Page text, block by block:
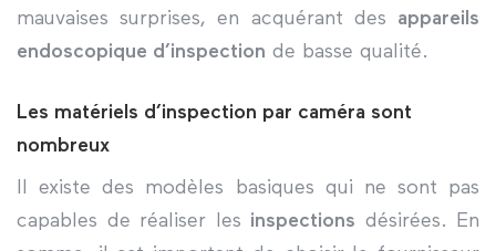
mauvaises surprises, en acquérant des appareils
endoscopique d’inspection de basse qualité.
Les matériels d’inspection par caméra sont
nombreux
Il existe des modèles basiques qui ne sont pas
capables de réaliser les inspections désirées. En